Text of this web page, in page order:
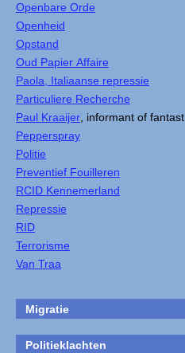
Openbare Orde
Openheid
Opstand
Oud Papier Affaire
Paola, Italiaanse repressie
Particuliere Recherche
Paul Kraaijer , informant of fantast
Pepperspray
Politie
Preventief Fouilleren
RCID Kennemerland
Repressie
RID
Terrorisme
Van Traa
Migratie
Politieklachten